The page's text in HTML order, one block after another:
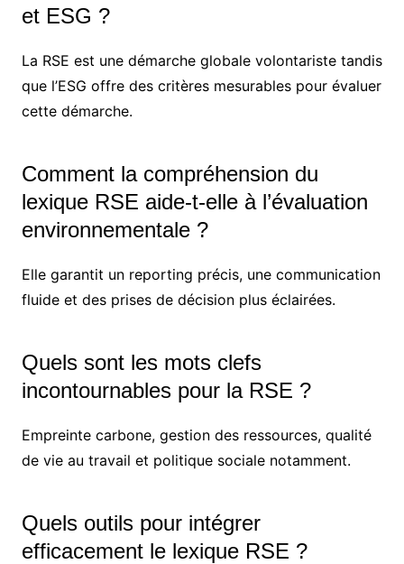
et ESG ?
La RSE est une démarche globale volontariste tandis
que l’ESG offre des critères mesurables pour évaluer
cette démarche.
Comment la compréhension du
lexique RSE aide-t-elle à l’évaluation
environnementale ?
Elle garantit un reporting précis, une communication
fluide et des prises de décision plus éclairées.
Quels sont les mots clefs
incontournables pour la RSE ?
Empreinte carbone, gestion des ressources, qualité
de vie au travail et politique sociale notamment.
Quels outils pour intégrer
efficacement le lexique RSE ?